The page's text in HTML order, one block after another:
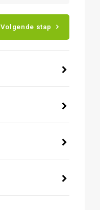
Volgende stap